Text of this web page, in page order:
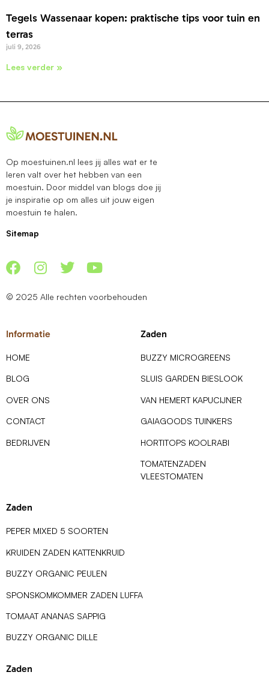
Tegels Wassenaar kopen: praktische tips voor tuin en
terras
juli 9, 2026
Lees verder »
Op moestuinen.nl lees jij alles wat er te
leren valt over het hebben van een
moestuin. Door middel van blogs doe jij
je inspiratie op om alles uit jouw eigen
moestuin te halen.
Sitemap
© 2025 Alle rechten voorbehouden
Informatie
HOME
BLOG
OVER ONS
CONTACT
BEDRIJVEN
Zaden
BUZZY MICROGREENS
SLUIS GARDEN BIESLOOK
VAN HEMERT KAPUCIJNER
GAIAGOODS TUINKERS
HORTITOPS KOOLRABI
TOMATENZADEN
VLEESTOMATEN
Zaden
PEPER MIXED 5 SOORTEN
KRUIDEN ZADEN KATTENKRUID
BUZZY ORGANIC PEULEN
SPONSKOMKOMMER ZADEN LUFFA
TOMAAT ANANAS SAPPIG
BUZZY ORGANIC DILLE
Zaden